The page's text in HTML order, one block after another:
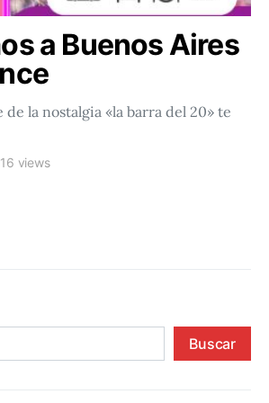
a Buenos Aires
la nostalgia «la barra del 20» te
views
Buscar